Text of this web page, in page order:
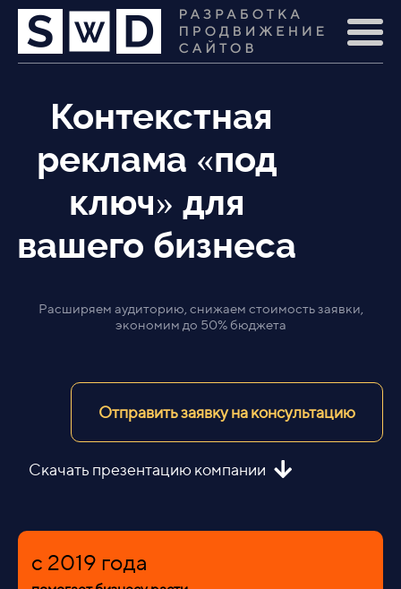
Контекстная
реклама «под
ключ» для
вашего бизнеса
Расширяем аудиторию, снижаем стоимость заявки,
экономим до 50% бюджета
Отправить заявку на консультацию
Скачать презентацию компании
c 2019 года